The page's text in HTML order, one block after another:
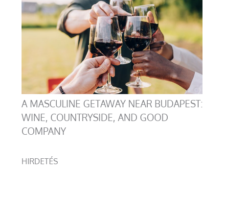
A MASCULINE GETAWAY NEAR BUDAPEST:
WINE, COUNTRYSIDE, AND GOOD
COMPANY
HIRDETÉS